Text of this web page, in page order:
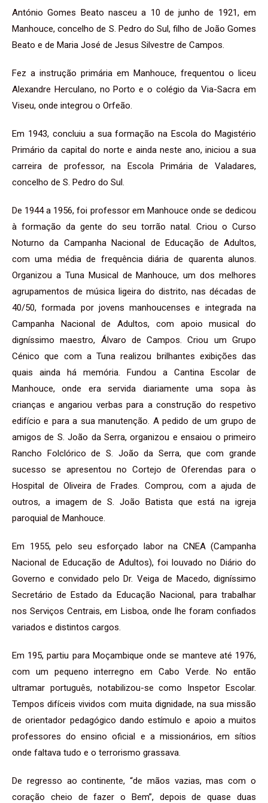
António Gomes Beato nasceu a 10 de junho de 1921, em
Manhouce, concelho de S. Pedro do Sul, filho de João Gomes
Beato e de Maria José de Jesus Silvestre de Campos.
Fez a instrução primária em Manhouce, frequentou o liceu
Alexandre Herculano, no Porto e o colégio da Via-Sacra em
Viseu, onde integrou o Orfeão.
Em 1943, concluiu a sua formação na Escola do Magistério
Primário da capital do norte e ainda neste ano, iniciou a sua
carreira de professor, na Escola Primária de Valadares,
concelho de S. Pedro do Sul.
De 1944 a 1956, foi professor em Manhouce onde se dedicou
à formação da gente do seu torrão natal. Criou o Curso
Noturno da Campanha Nacional de Educação de Adultos,
com uma média de frequência diária de quarenta alunos.
Organizou a Tuna Musical de Manhouce, um dos melhores
agrupamentos de música ligeira do distrito, nas décadas de
40/50, formada por jovens manhoucenses e integrada na
Campanha Nacional de Adultos, com apoio musical do
digníssimo maestro, Álvaro de Campos. Criou um Grupo
Cénico que com a Tuna realizou brilhantes exibições das
quais ainda há memória. Fundou a Cantina Escolar de
Manhouce, onde era servida diariamente uma sopa às
crianças e angariou verbas para a construção do respetivo
edifício e para a sua manutenção. A pedido de um grupo de
amigos de S. João da Serra, organizou e ensaiou o primeiro
Rancho Folclórico de S. João da Serra, que com grande
sucesso se apresentou no Cortejo de Oferendas para o
Hospital de Oliveira de Frades. Comprou, com a ajuda de
outros, a imagem de S. João Batista que está na igreja
paroquial de Manhouce.
Em 1955, pelo seu esforçado labor na CNEA (Campanha
Nacional de Educação de Adultos), foi louvado no Diário do
Governo e convidado pelo Dr. Veiga de Macedo, digníssimo
Secretário de Estado da Educação Nacional, para trabalhar
nos Serviços Centrais, em Lisboa, onde lhe foram confiados
variados e distintos cargos.
Em 195, partiu para Moçambique onde se manteve até 1976,
com um pequeno interregno em Cabo Verde. No então
ultramar português, notabilizou-se como Inspetor Escolar.
Tempos difíceis vividos com muita dignidade, na sua missão
de orientador pedagógico dando estímulo e apoio a muitos
professores do ensino oficial e a missionários, em sítios
onde faltava tudo e o terrorismo grassava.
De regresso ao continente, “de mãos vazias, mas com o
coração cheio de fazer o Bem”, depois de quase duas